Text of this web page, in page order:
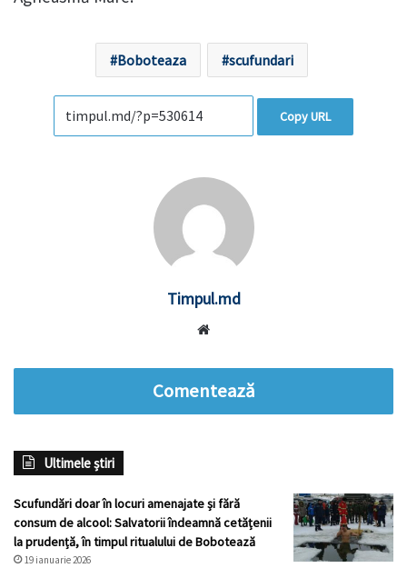
Boboteaza scufundari
Copy URL
Timpul.md
Comentează
Ultimele știri
Scufundări doar în locuri amenajate și fără
consum de alcool: Salvatorii îndeamnă cetățenii
la prudență, în timpul ritualului de Bobotează
19 ianuarie 2026